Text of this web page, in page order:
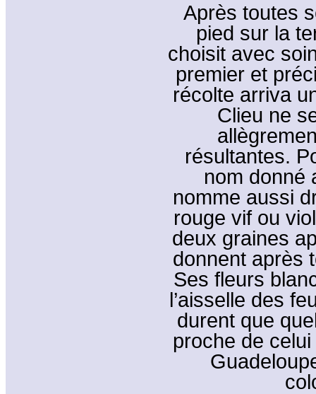
Après toutes
pied sur la
choisit avec
premier et
récolte arriva
Clieu ne
résultantes.
nom donné
nomme aussi
rouge vif ou
deux graines
donnent après
Ses fleurs
l’aisselle des
durent que
proche de